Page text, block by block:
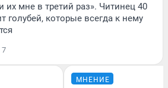
их мне в третий раз». Читинец 40
голубей, которые всегда к нему
7
МНЕНИЕ